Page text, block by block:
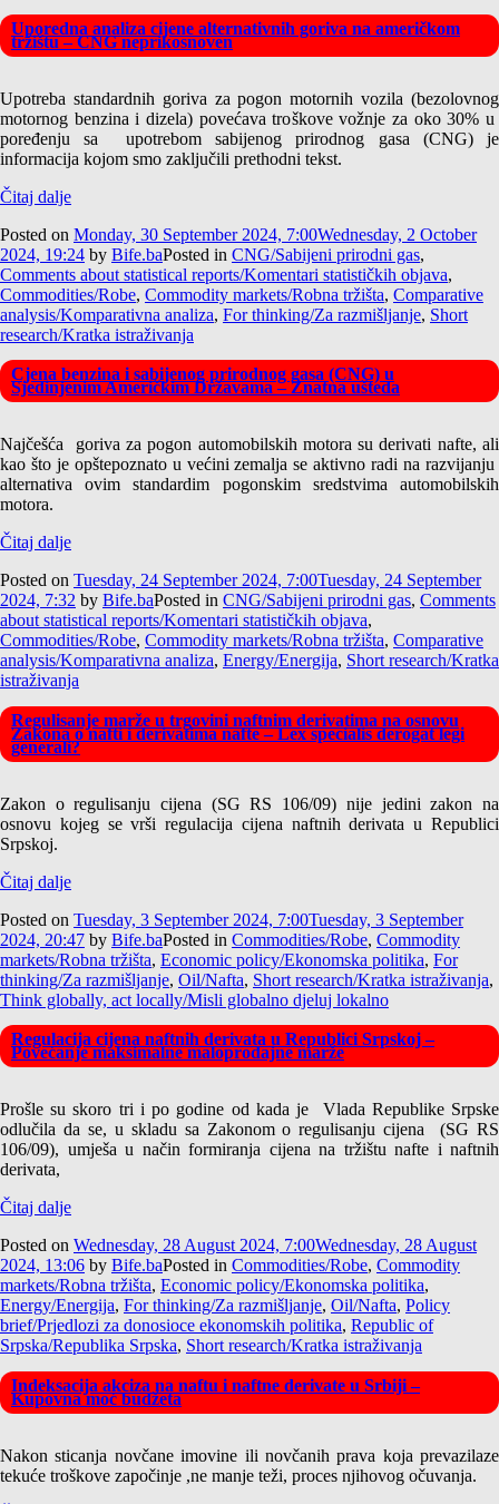
Uporedna analiza cijene alternativnih goriva na američkom
tržištu – CNG neprikosnoven
Upotreba standardnih goriva za pogon motornih vozila (bezolovnog
motornog benzina i dizela) povećava troškove vožnje za oko 30% u
poređenju sa upotrebom sabijenog prirodnog gasa (CNG) je
informacija kojom smo zaključili prethodni tekst.
Čitaj dalje
Posted on Monday, 30 September 2024, 7:00Wednesday, 2 October
2024, 19:24 by Bife.baPosted in CNG/Sabijeni prirodni gas,
Comments about statistical reports/Komentari statističkih objava,
Commodities/Robe, Commodity markets/Robna tržišta, Comparative
analysis/Komparativna analiza, For thinking/Za razmišljanje, Short
research/Kratka istraživanja
Cjena benzina i sabijenog prirodnog gasa (CNG) u
Sjedinjenim Američkim Državama – Znatna ušteda
Najčešća goriva za pogon automobilskih motora su derivati nafte, ali
kao što je opštepoznato u većini zemalja se aktivno radi na razvijanju
alternativa ovim standardim pogonskim sredstvima automobilskih
motora.
Čitaj dalje
Posted on Tuesday, 24 September 2024, 7:00Tuesday, 24 September
2024, 7:32 by Bife.baPosted in CNG/Sabijeni prirodni gas, Comments
about statistical reports/Komentari statističkih objava,
Commodities/Robe, Commodity markets/Robna tržišta, Comparative
analysis/Komparativna analiza, Energy/Energija, Short research/Kratka
istraživanja
Regulisanje marže u trgovini naftnim derivatima na osnovu
Zakona o nafti i derivatima nafte – Lex specialis derogat legi
generali?
Zakon o regulisanju cijena (SG RS 106/09) nije jedini zakon na
osnovu kojeg se vrši regulacija cijena naftnih derivata u Republici
Srpskoj.
Čitaj dalje
Posted on Tuesday, 3 September 2024, 7:00Tuesday, 3 September
2024, 20:47 by Bife.baPosted in Commodities/Robe, Commodity
markets/Robna tržišta, Economic policy/Ekonomska politika, For
thinking/Za razmišljanje, Oil/Nafta, Short research/Kratka istraživanja,
Think globally, act locally/Misli globalno djeluj lokalno
Regulacija cijena naftnih derivata u Republici Srpskoj –
Povećanje maksimalne maloprodajne marže
Prošle su skoro tri i po godine od kada je Vlada Republike Srpske
odlučila da se, u skladu sa Zakonom o regulisanju cijena (SG RS
106/09), umješa u način formiranja cijena na tržištu nafte i naftnih
derivata,
Čitaj dalje
Posted on Wednesday, 28 August 2024, 7:00Wednesday, 28 August
2024, 13:06 by Bife.baPosted in Commodities/Robe, Commodity
markets/Robna tržišta, Economic policy/Ekonomska politika,
Energy/Energija, For thinking/Za razmišljanje, Oil/Nafta, Policy
brief/Prjedlozi za donosioce ekonomskih politika, Republic of
Srpska/Republika Srpska, Short research/Kratka istraživanja
Indeksacija akciza na naftu i naftne derivate u Srbiji –
Kupovna moć budžeta
Nakon sticanja novčane imovine ili novčanih prava koja prevazilaze
tekuće troškove započinje ,ne manje teži, proces njihovog očuvanja.